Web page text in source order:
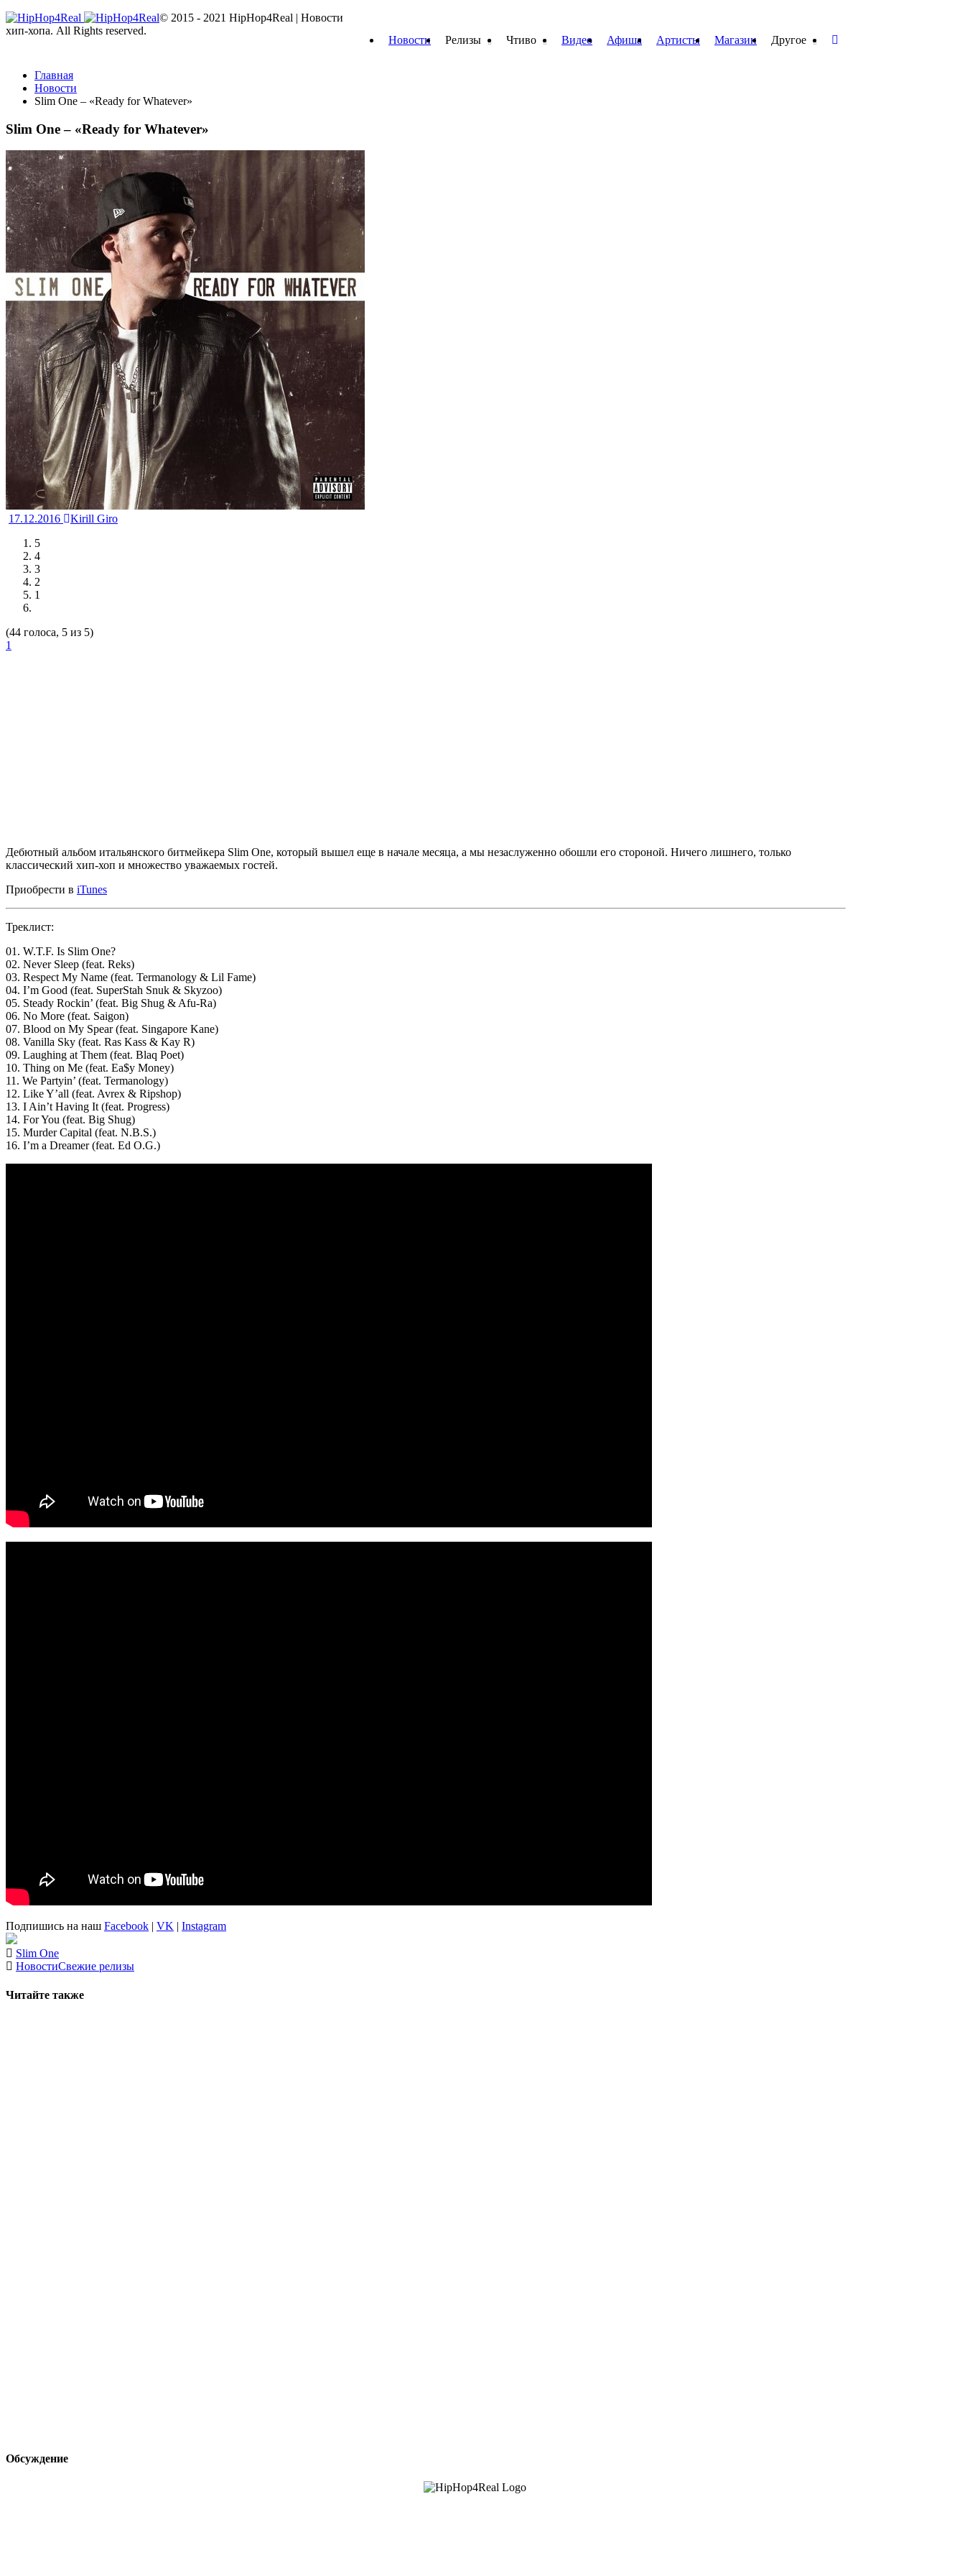
Новости Релизы Чтиво Видео Афиша Артисты Магазин Другое
Главная
Новости
Slim One – «Ready for Whatever»
Slim One – «Ready for Whatever»
17.12.2016
Kirill Giro
5
4
3
2
1
(44 голоса, 5 из 5)
1
Дебютный альбом итальянского битмейкера Slim One, который вышел еще в начале месяца, а мы незаслуженно обошли его стороной. Ничего лишнего, только
классический хип-хоп и множество уважаемых гостей.
Приобрести в iTunes
Треклист:
01. W.T.F. Is Slim One?
02. Never Sleep (feat. Reks)
03. Respect My Name (feat. Termanology & Lil Fame)
04. I’m Good (feat. SuperStah Snuk & Skyzoo)
05. Steady Rockin’ (feat. Big Shug & Afu-Ra)
06. No More (feat. Saigon)
07. Blood on My Spear (feat. Singapore Kane)
08. Vanilla Sky (feat. Ras Kass & Kay R)
09. Laughing at Them (feat. Blaq Poet)
10. Thing on Me (feat. Ea$y Money)
11. We Partyin’ (feat. Termanology)
12. Like Y’all (feat. Avrex & Ripshop)
13. I Ain’t Having It (feat. Progress)
14. For You (feat. Big Shug)
15. Murder Capital (feat. N.B.S.)
16. I’m a Dreamer (feat. Ed O.G.)
Подпишись на наш Facebook | VK | Instagram
Slim One
НовостиСвежие релизы
Читайте также
Обсуждение
© 2015 - 2021 HipHop4Real | Новости
хип-хопа. All Rights reserved.